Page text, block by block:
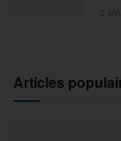
Articles